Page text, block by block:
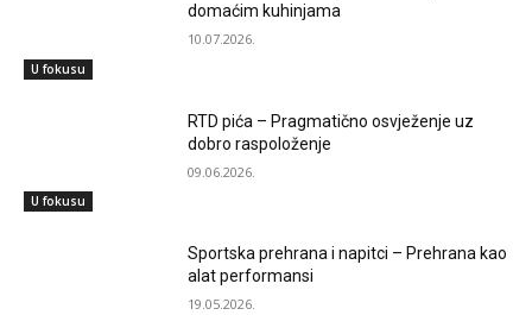
U fokusu
domaćim kuhinjama
10.07.2026.
U fokusu
RTD pića – Pragmatično osvježenje uz
dobro raspoloženje
09.06.2026.
Sportska prehrana i napitci – Prehrana kao
alat performansi
19.05.2026.